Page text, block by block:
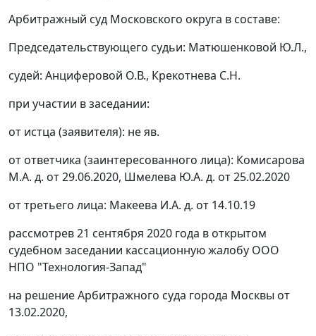
Арбитражный суд Московского округа в составе:
Председательствующего судьи: Матюшенковой Ю.Л.,
судей: Анциферовой О.В., Крекотнева С.Н.
при участии в заседании:
от истца (заявителя): не яв.
от ответчика (заинтересованного лица): Комисарова
М.А. д. от 29.06.2020, Шмелева Ю.А. д. от 25.02.2020
от третьего лица: Макеева И.А. д. от 14.10.19
рассмотрев 21 сентября 2020 года в открытом
судебном заседании кассационную жалобу ООО
НПО "Технология-Запад"
на решение Арбитражного суда города Москвы от
13.02.2020,